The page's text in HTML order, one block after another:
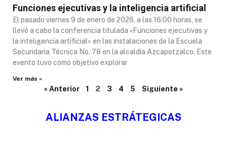
Funciones ejecutivas y la inteligencia artificial
El pasado viernes 9 de enero de 2026, a las 16:00 horas, se
llevó a cabo la conferencia titulada «Funciones ejecutivas y
la inteligencia artificial» en las instalaciones de la Escuela
Secundaria Técnica No. 78 en la alcaldía Azcapotzalco. Este
evento tuvo como objetivo explorar
Ver más »
« Anterior 1 2 3 4 5 Siguiente »
ALIANZAS ESTRÁTEGICAS